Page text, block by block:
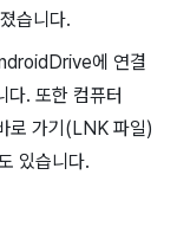
습니다.
에 연결
다. 또한 컴퓨터
로 가기(LNK 파일)
있습니다.